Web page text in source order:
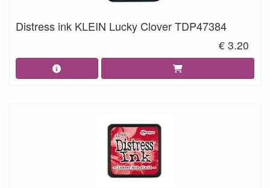
Distress ink KLEIN Lucky Clover TDP47384
€ 3.20